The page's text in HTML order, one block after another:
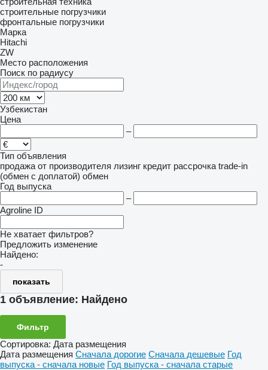
строительные погрузчики
фронтальные погрузчики
Марка
Hitachi
ZW
Место расположения
Поиск по радиусу
Узбекистан
Цена
–
Тип объявления
продажа от производителя лизинг кредит рассрочка trade-in
(обмен с доплатой) обмен
Год выпуска
–
Agroline ID
Не хватает фильтров?
Предложить изменение
Найдено:
-
показать
1 объявление: Найдено
Фильтр
Сортировка: Дата размещения
Дата размещения Сначала дорогие Сначала дешевые Год
выпуска - сначала новые Год выпуска - сначала старые